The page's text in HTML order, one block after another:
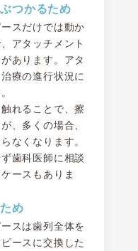
つかるため
スだけでは動か
アタッチメント
あります。アタ
療の進行状況に
れることで、擦
、多くの場合、
なくなります。
歯科医師に相談
ースもありま
め
スは歯列全体を
ースに交換した